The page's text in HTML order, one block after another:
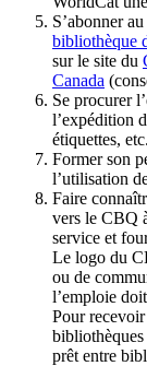
S’abonner au
bibliothèque
sur le site du
Canada
Se procurer
l’expédition
étiquettes,
Former son
l’utilisation
Faire
vers le CBQ
service et
Le logo du
ou de
l’emploie
Pour
bibliothèques
prêt entre